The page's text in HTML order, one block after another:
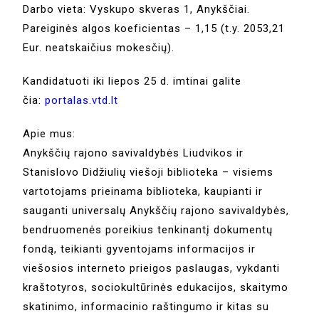
Darbo vieta: Vyskupo skveras 1, Anykščiai.
Pareiginės algos koeficientas – 1,15 (t.y. 2053,21
Eur. neatskaičius mokesčių).
Kandidatuoti iki liepos 25 d. imtinai galite
čia:portalas.vtd.lt
Apie mus:
Anykščių rajono savivaldybės Liudvikos ir
Stanislovo Didžiulių viešoji biblioteka – visiems
vartotojams prieinama biblioteka, kaupianti ir
sauganti universalų Anykščių rajono savivaldybės,
bendruomenės poreikius tenkinantį dokumentų
fondą, teikianti gyventojams informacijos ir
viešosios interneto prieigos paslaugas, vykdanti
kraštotyros, sociokultūrinės edukacijos, skaitymo
skatinimo, informacinio raštingumo ir kitas su